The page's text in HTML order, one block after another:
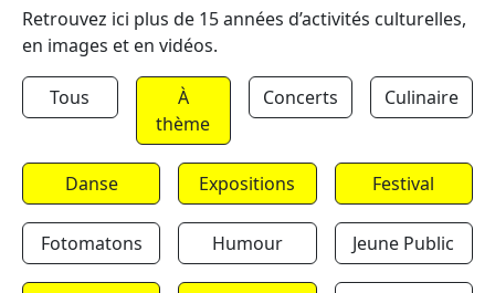
Retrouvez ici plus de 15 années d’activités culturelles,
en images et en vidéos.
Tous
À
thème
Concerts Culinaire
Danse Expositions Festival
Fotomatons Humour Jeune Public